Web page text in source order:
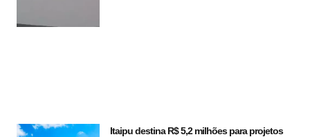
Itaipu destina R$ 5,2 milhões para projetos